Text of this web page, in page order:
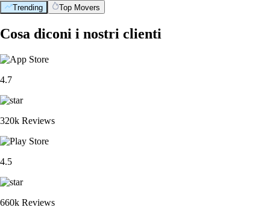
Trending Top Movers
Cosa diconi i nostri clienti
4.7
320k Reviews
4.5
660k Reviews